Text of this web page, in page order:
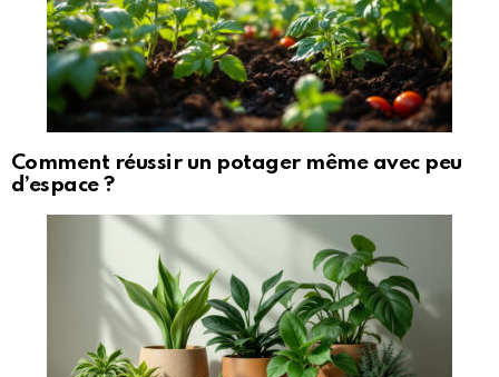
Comment réussir un potager même avec peu
d’espace ?